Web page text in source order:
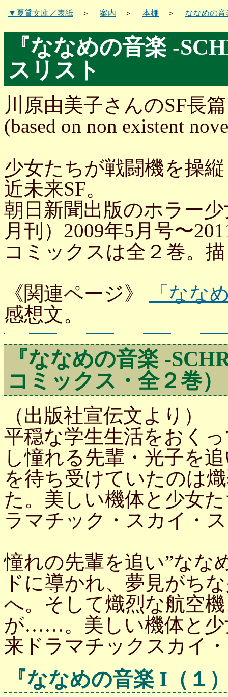
▼夏貸文庫／表紙 ＞ 案内 ＞ 本棚 ＞ ななめの音
『ななめの音楽 -
スリスト
川原由美子さんのSF長
(based on non existent
少女たちが戦闘機を操
近未来SF。
朝日新聞出版のホラー
月刊）2009年5月号〜
コミックスは全２巻。
《関連ページ》
「なな
感想文。
『ななめの音楽 -
コミックス・全２巻）
（出版社宣伝文より）
平穏な学生生活をおく
し憧れる先輩・光子を
を待ち受けていたのは
た。美しい機体と少女
ラマチック・スカイ・
憧れの先輩を追い”なな
ドに導かれ、夢見がち
へ。そして熾烈な航空
が……。美しい機体と少
来ドラマチックスカイ
『ななめの音楽 I（１